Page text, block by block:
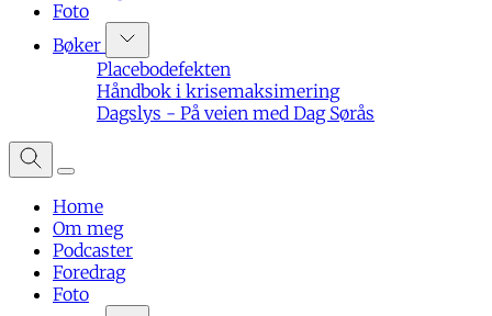
Foto
Bøker
Placebodefekten
Håndbok i krisemaksimering
Dagslys - På veien med Dag Sørås
Home
Om meg
Podcaster
Foredrag
Foto